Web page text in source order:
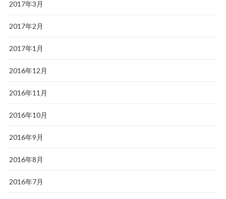
2017年3月
2017年2月
2017年1月
2016年12月
2016年11月
2016年10月
2016年9月
2016年8月
2016年7月